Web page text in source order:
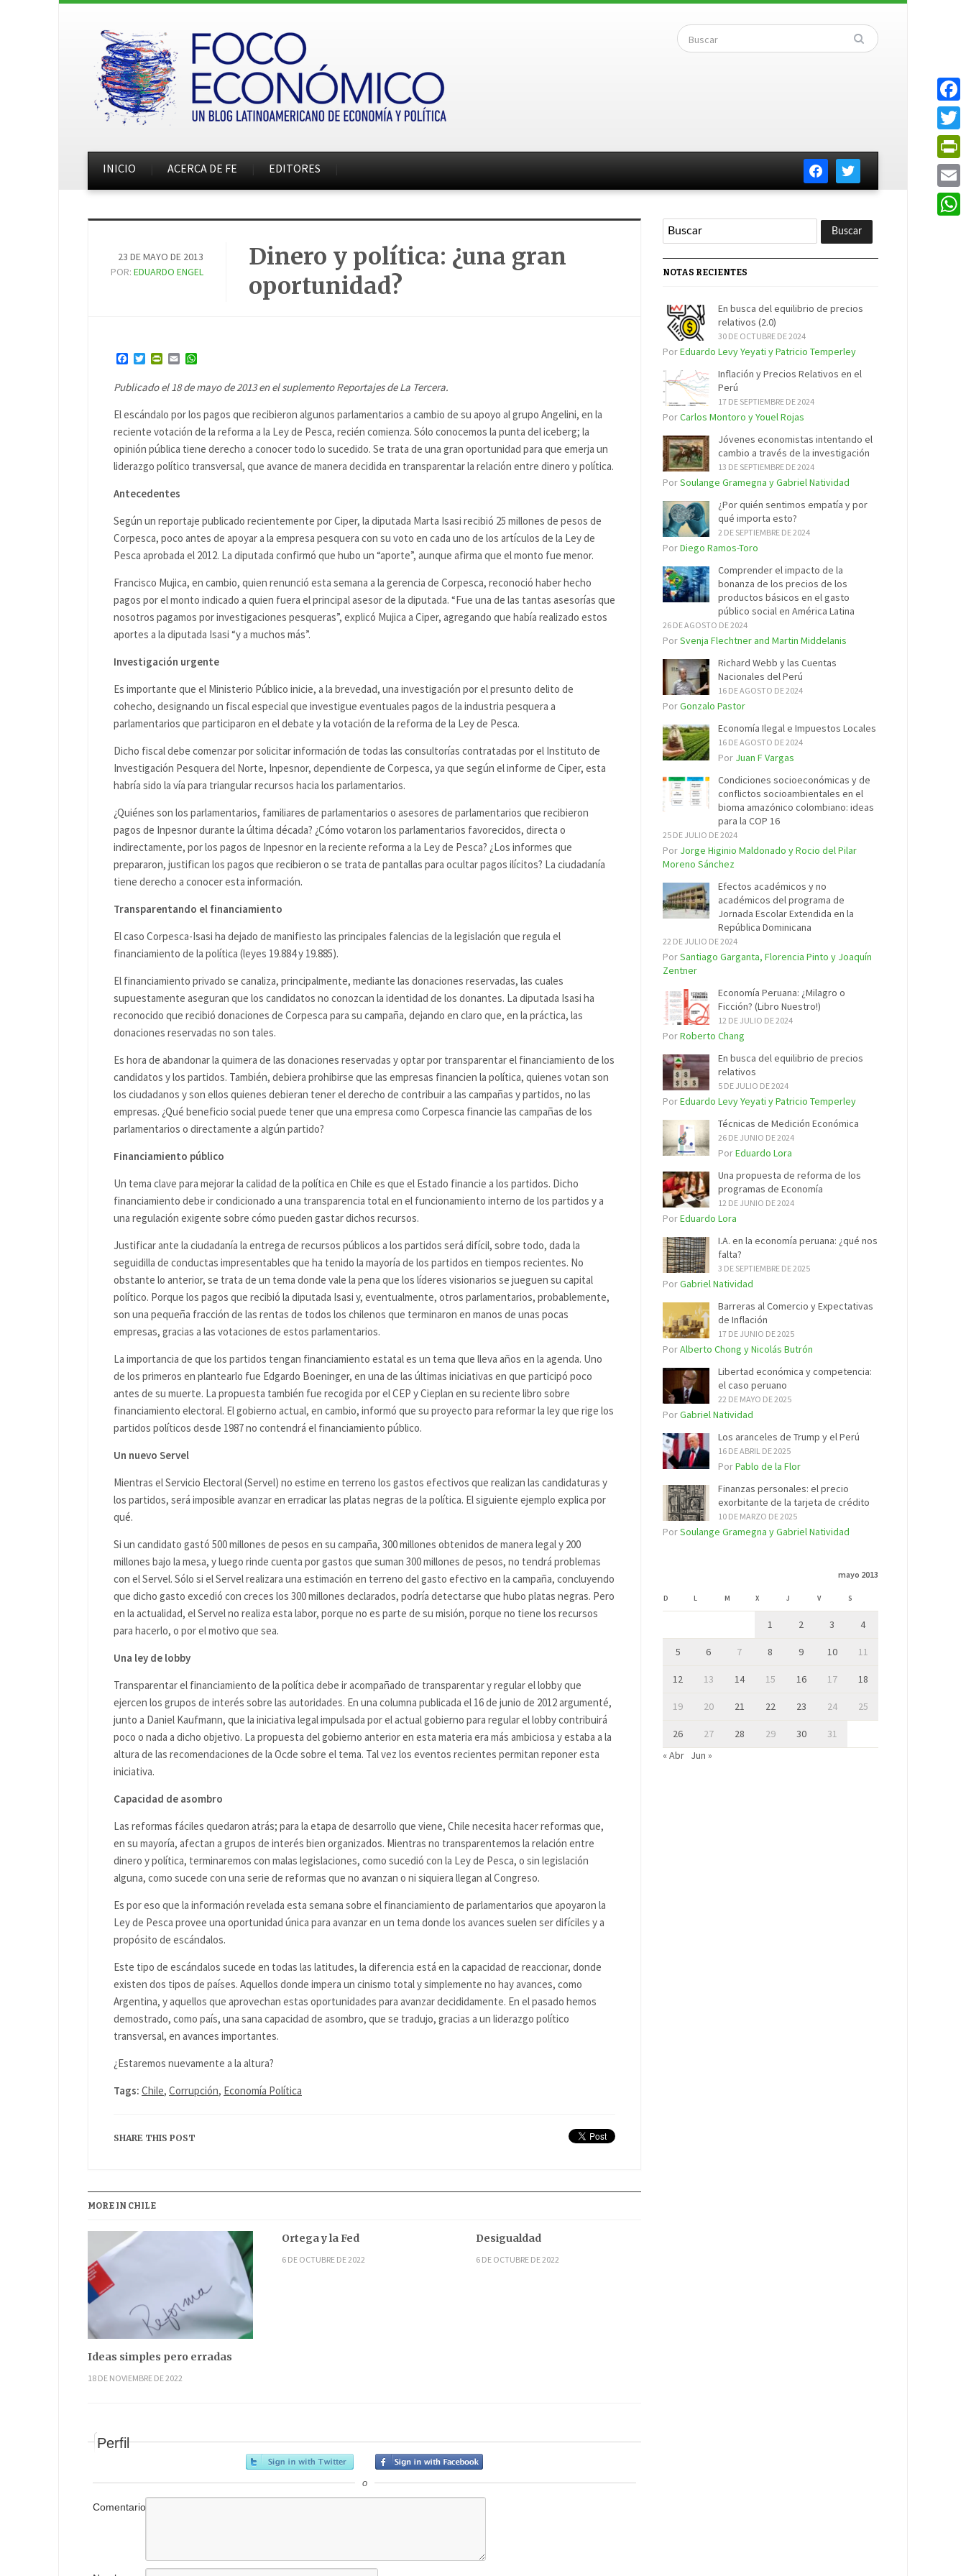
facebooktwitter
INICIO ACERCA DE FE EDITORES
23 DE MAYO DE 2013
POR:EDUARDO ENGEL
Dinero y política: ¿una gran
oportunidad?
Facebook
TwitterPrintFriendly
Email
Publicado el 18 de mayo de 2013 en el suplemento Reportajes de La Tercera.
El escándalo por los pagos que recibieron algunos parlamentarios a cambio de su apoyo al grupo Angelini, en la
reciente votación de la reforma a la Ley de Pesca, recién comienza. Sólo conocemos la punta del iceberg; la
opinión pública tiene derecho a conocer todo lo sucedido. Se trata de una gran oportunidad para que emerja un
liderazgo político transversal, que avance de manera decidida en transparentar la relación entre dinero y política.
Antecedentes
Según un reportaje publicado recientemente por Ciper, la diputada Marta Isasi recibió 25 millones de pesos de
Corpesca, poco antes de apoyar a la empresa pesquera con su voto en cada uno de los artículos de la Ley de
Pesca aprobada el 2012. La diputada confirmó que hubo un “aporte”, aunque afirma que el monto fue menor.
Francisco Mujica, en cambio, quien renunció esta semana a la gerencia de Corpesca, reconoció haber hecho
pagos por el monto indicado a quien fuera el principal asesor de la diputada. “Fue una de las tantas asesorías que
nosotros pagamos por investigaciones pesqueras”, explicó Mujica a Ciper, agregando que había realizado estos
aportes a la diputada Isasi “y a muchos más”.
Investigación urgente
Es importante que el Ministerio Público inicie, a la brevedad, una investigación por el presunto delito de
cohecho, designando un fiscal especial que investigue eventuales pagos de la industria pesquera a
parlamentarios que participaron en el debate y la votación de la reforma de la Ley de Pesca.
Dicho fiscal debe comenzar por solicitar información de todas las consultorías contratadas por el Instituto de
Investigación Pesquera del Norte, Inpesnor, dependiente de Corpesca, ya que según el informe de Ciper, esta
habría sido la vía para triangular recursos hacia los parlamentarios.
¿Quiénes son los parlamentarios, familiares de parlamentarios o asesores de parlamentarios que recibieron
pagos de Inpesnor durante la última década? ¿Cómo votaron los parlamentarios favorecidos, directa o
indirectamente, por los pagos de Inpesnor en la reciente reforma a la Ley de Pesca? ¿Los informes que
prepararon, justifican los pagos que recibieron o se trata de pantallas para ocultar pagos ilícitos? La ciudadanía
tiene derecho a conocer esta información.
Transparentando el financiamiento
El caso Corpesca-Isasi ha dejado de manifiesto las principales falencias de la legislación que regula el
financiamiento de la política (leyes 19.884 y 19.885).
El financiamiento privado se canaliza, principalmente, mediante las donaciones reservadas, las cuales
supuestamente aseguran que los candidatos no conozcan la identidad de los donantes. La diputada Isasi ha
reconocido que recibió donaciones de Corpesca para su campaña, dejando en claro que, en la práctica, las
donaciones reservadas no son tales.
Es hora de abandonar la quimera de las donaciones reservadas y optar por transparentar el financiamiento de los
candidatos y los partidos. También, debiera prohibirse que las empresas financien la política, quienes votan son
los ciudadanos y son ellos quienes debieran tener el derecho de contribuir a las campañas y partidos, no las
empresas. ¿Qué beneficio social puede tener que una empresa como Corpesca financie las campañas de los
parlamentarios o directamente a algún partido?
Financiamiento público
Un tema clave para mejorar la calidad de la política en Chile es que el Estado financie a los partidos. Dicho
financiamiento debe ir condicionado a una transparencia total en el funcionamiento interno de los partidos y a
una regulación exigente sobre cómo pueden gastar dichos recursos.
Justificar ante la ciudadanía la entrega de recursos públicos a los partidos será difícil, sobre todo, dada la
seguidilla de conductas impresentables que ha tenido la mayoría de los partidos en tiempos recientes. No
obstante lo anterior, se trata de un tema donde vale la pena que los líderes visionarios se jueguen su capital
político. Porque los pagos que recibió la diputada Isasi y, eventualmente, otros parlamentarios, probablemente,
son una pequeña fracción de las rentas de todos los chilenos que terminaron en manos de unas pocas
empresas, gracias a las votaciones de estos parlamentarios.
La importancia de que los partidos tengan financiamiento estatal es un tema que lleva años en la agenda. Uno
de los primeros en plantearlo fue Edgardo Boeninger, en una de las últimas iniciativas en que participó poco
antes de su muerte. La propuesta también fue recogida por el CEP y Cieplan en su reciente libro sobre
financiamiento electoral. El gobierno actual, en cambio, informó que su proyecto para reformar la ley que rige los
partidos políticos desde 1987 no contendrá el financiamiento público.
Un nuevo Servel
Mientras el Servicio Electoral (Servel) no estime en terreno los gastos efectivos que realizan las candidaturas y
los partidos, será imposible avanzar en erradicar las platas negras de la política. El siguiente ejemplo explica por
qué.
Si un candidato gastó 500 millones de pesos en su campaña, 300 millones obtenidos de manera legal y 200
millones bajo la mesa, y luego rinde cuenta por gastos que suman 300 millones de pesos, no tendrá problemas
con el Servel. Sólo si el Servel realizara una estimación en terreno del gasto efectivo en la campaña, concluyendo
que dicho gasto excedió con creces los 300 millones declarados, podría detectarse que hubo platas negras. Pero
en la actualidad, el Servel no realiza esta labor, porque no es parte de su misión, porque no tiene los recursos
para hacerlo, o por el motivo que sea.
Una ley de lobby
Transparentar el financiamiento de la política debe ir acompañado de transparentar y regular el lobby que
ejercen los grupos de interés sobre las autoridades. En una columna publicada el 16 de junio de 2012 argumenté,
junto a Daniel Kaufmann, que la iniciativa legal impulsada por el actual gobierno para regular el lobby contribuirá
poco o nada a dicho objetivo. La propuesta del gobierno anterior en esta materia era más ambiciosa y estaba a la
altura de las recomendaciones de la Ocde sobre el tema. Tal vez los eventos recientes permitan reponer esta
iniciativa.
Capacidad de asombro
Las reformas fáciles quedaron atrás; para la etapa de desarrollo que viene, Chile necesita hacer reformas que,
en su mayoría, afectan a grupos de interés bien organizados. Mientras no transparentemos la relación entre
dinero y política, terminaremos con malas legislaciones, como sucedió con la Ley de Pesca, o sin legislación
alguna, como sucede con una serie de reformas que no avanzan o ni siquiera llegan al Congreso.
Es por eso que la información revelada esta semana sobre el financiamiento de parlamentarios que apoyaron la
Ley de Pesca provee una oportunidad única para avanzar en un tema donde los avances suelen ser difíciles y a
propósito de escándalos.
Este tipo de escándalos sucede en todas las latitudes, la diferencia está en la capacidad de reaccionar, donde
existen dos tipos de países. Aquellos donde impera un cinismo total y simplemente no hay avances, como
Argentina, y aquellos que aprovechan estas oportunidades para avanzar decididamente. En el pasado hemos
demostrado, como país, una sana capacidad de asombro, que se tradujo, gracias a un liderazgo político
transversal, en avances importantes.
¿Estaremos nuevamente a la altura?
Tags: Chile, Corrupción, Economía Política
SHARE THIS POST
MORE IN CHILE
Ideas simples pero erradas
18 DE NOVIEMBRE DE 2022
Ortega y la Fed
6 DE OCTUBRE DE 2022
Desigualdad
6 DE OCTUBRE DE 2022
Perfil
o
Comentario
NOTAS RECIENTES
En busca del equilibrio de precios
relativos (2.0)
30 DE OCTUBRE DE 2024
PorEduardo Levy Yeyati y Patricio Temperley
Inflación y Precios Relativos en el
Perú
17 DE SEPTIEMBRE DE 2024
PorCarlos Montoro y Youel Rojas
Jóvenes economistas intentando el
cambio a través de la investigación
13 DE SEPTIEMBRE DE 2024
PorSoulange Gramegna y Gabriel Natividad
¿Por quién sentimos empatía y por
qué importa esto?
2 DE SEPTIEMBRE DE 2024
PorDiego Ramos-Toro
Comprender el impacto de la
bonanza de los precios de los
productos básicos en el gasto
público social en América Latina
26 DE AGOSTO DE 2024
PorSvenja Flechtner and Martin Middelanis
Richard Webb y las Cuentas
Nacionales del Perú
16 DE AGOSTO DE 2024
PorGonzalo Pastor
Economía Ilegal e Impuestos Locales
16 DE AGOSTO DE 2024
Por Juan F Vargas
Condiciones socioeconómicas y de
conflictos socioambientales en el
bioma amazónico colombiano: ideas
para la COP 16
25 DE JULIO DE 2024
Por Jorge Higinio Maldonado y Rocio del Pilar
Moreno Sánchez
Efectos académicos y no
académicos del programa de
Jornada Escolar Extendida en la
República Dominicana
22 DE JULIO DE 2024
PorSantiago Garganta, Florencia Pinto y Joaquín
Zentner
Economía Peruana: ¿Milagro o
Ficción? (Libro Nuestro!)
12 DE JULIO DE 2024
PorRoberto Chang
En busca del equilibrio de precios
relativos
5 DE JULIO DE 2024
PorEduardo Levy Yeyati y Patricio Temperley
Técnicas de Medición Económica
26 DE JUNIO DE 2024
PorEduardo Lora
Una propuesta de reforma de los
programas de Economía
12 DE JUNIO DE 2024
PorEduardo Lora
I.A. en la economía peruana: ¿qué nos
falta?
3 DE SEPTIEMBRE DE 2025
PorGabriel Natividad
Barreras al Comercio y Expectativas
de Inflación
17 DE JUNIO DE 2025
PorAlberto Chong y Nicolás Butrón
Libertad económica y competencia:
el caso peruano
22 DE MAYO DE 2025
PorGabriel Natividad
Los aranceles de Trump y el Perú
16 DE ABRIL DE 2025
PorPablo de la Flor
Finanzas personales: el precio
exorbitante de la tarjeta de crédito
10 DE MARZO DE 2025
PorSoulange Gramegna y Gabriel Natividad
mayo 2013
D L M X J V S
1 2 3 4
5 6 7 8 9 10 11
12 13 14 15 16 17 18
19 20 21 22 23 24 25
26 27 28 29 30
31
« Abr Jun »
Email